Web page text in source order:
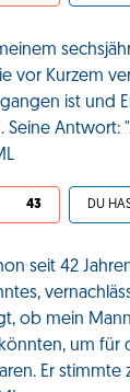
vor Kurzem
ist und
Antwort:
43
seit 42
ob mein
um für
Er